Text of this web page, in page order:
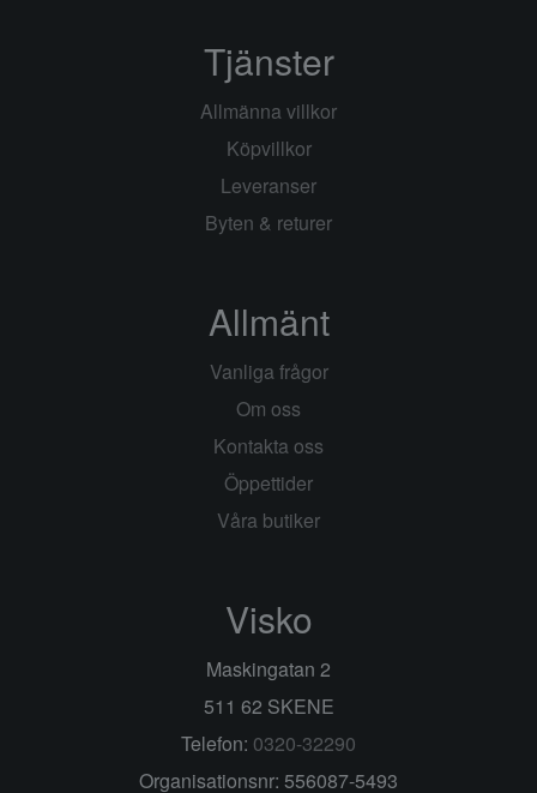
Tjänster
Allmänna villkor
Köpvillkor
Leveranser
Byten & returer
Allmänt
Vanliga frågor
Om oss
Kontakta oss
Öppettider
Våra butiker
Visko
Maskingatan 2
511 62 SKENE
Telefon: 0320-32290
Organisationsnr: 556087-5493